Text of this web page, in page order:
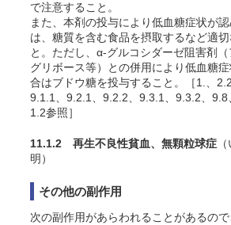
で注意すること。
また、本剤の投与により低血糖症状が
は、糖質を含む食品を摂取するなど適
と。ただし、α-グルコシダーゼ阻害剤
グリボース等）との併用により低血糖
合はブドウ糖を投与すること。［1.、
9.1.1、9.2.1、9.2.2、9.3.1、9.3.2、9.8
1.2参照］
11.1.2 再生不良性貧血、無顆粒球症
明）
その他の副作用
次の副作用があらわれることがあるの